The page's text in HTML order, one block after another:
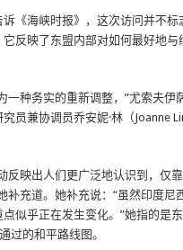
诉《海峡时报》，这次访问并不
它反映了东盟内部对如何最好地与
一种务实的重新调整，”尤索夫伊
员兼协调员乔安妮·林（Joanne
反映出人们更广泛地认识到，仅
补充道。她补充说：“虽然印度尼
似乎正在发生变化。”她指的是
过的和平路线图。